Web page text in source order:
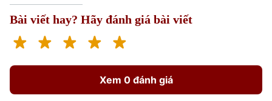
Bài viết hay? Hãy đánh giá bài viết
Xem 0 đánh giá